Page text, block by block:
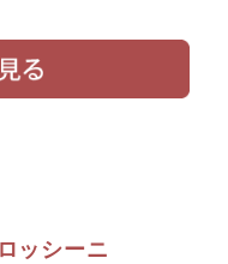
ッシーニ